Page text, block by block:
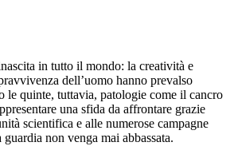
in tutto il mondo: la creatività e
dell’uomo hanno prevalso
le quinte, tuttavia, patologie come il cancro
una sfida da affrontare grazie
scientifica e alle numerose campagne
non venga mai abbassata.